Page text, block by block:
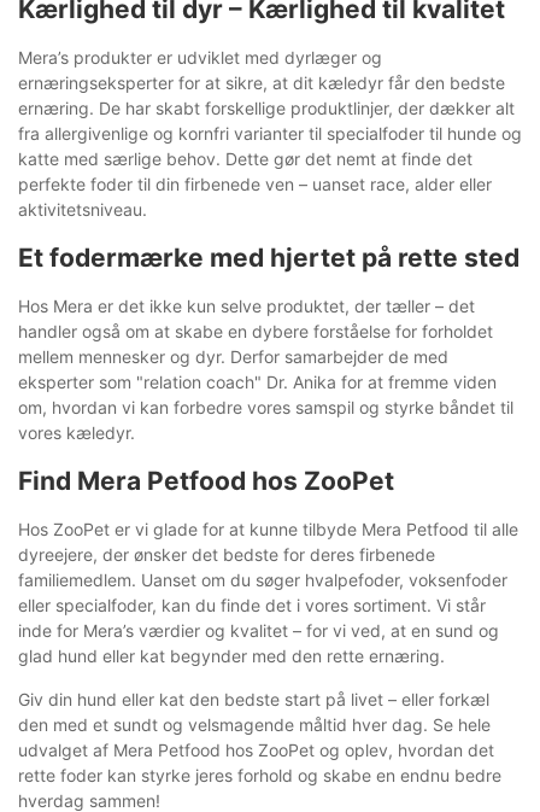
Kærlighed til dyr – Kærlighed til kvalitet
Mera’s produkter er udviklet med dyrlæger og
ernæringseksperter for at sikre, at dit kæledyr får den bedste
ernæring. De har skabt forskellige produktlinjer, der dækker alt
fra allergivenlige og kornfri varianter til specialfoder til hunde og
katte med særlige behov. Dette gør det nemt at finde det
perfekte foder til din firbenede ven – uanset race, alder eller
aktivitetsniveau.
Et fodermærke med hjertet på rette sted
Hos Mera er det ikke kun selve produktet, der tæller – det
handler også om at skabe en dybere forståelse for forholdet
mellem mennesker og dyr. Derfor samarbejder de med
eksperter som "relation coach" Dr. Anika for at fremme viden
om, hvordan vi kan forbedre vores samspil og styrke båndet til
vores kæledyr.
Find Mera Petfood hos ZooPet
Hos ZooPet er vi glade for at kunne tilbyde Mera Petfood til alle
dyreejere, der ønsker det bedste for deres firbenede
familiemedlem. Uanset om du søger hvalpefoder, voksenfoder
eller specialfoder, kan du finde det i vores sortiment. Vi står
inde for Mera’s værdier og kvalitet – for vi ved, at en sund og
glad hund eller kat begynder med den rette ernæring.
Giv din hund eller kat den bedste start på livet – eller forkæl
den med et sundt og velsmagende måltid hver dag. Se hele
udvalget af Mera Petfood hos ZooPet og oplev, hvordan det
rette foder kan styrke jeres forhold og skabe en endnu bedre
hverdag sammen!